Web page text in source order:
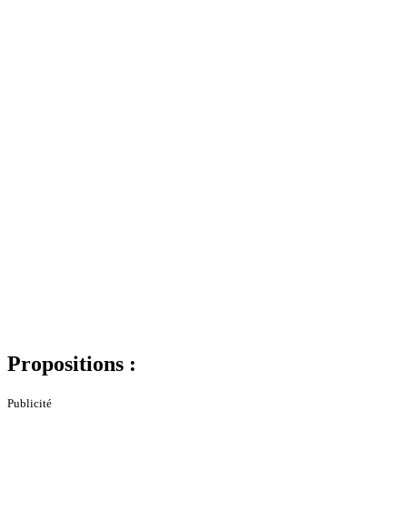
Propositions :
Publicité